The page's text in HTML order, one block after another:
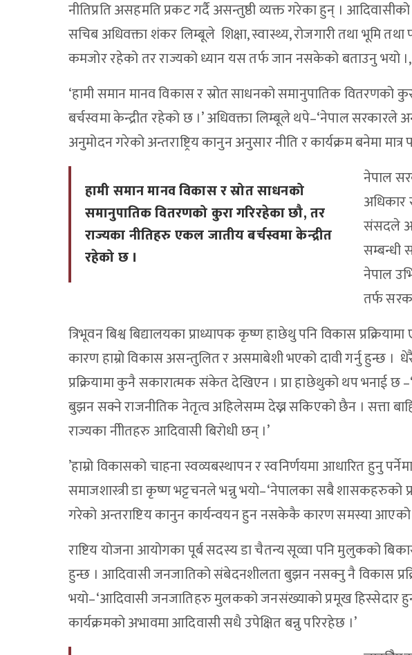
नीतिप्रति असहमति प्रकट गर्दै असन्तुष्ठी व्यक्त गरेका हुन् ।
सचिब अधिवक्ता शंकर लिम्बूले शिक्षा, स्वास्थ्य, रोजगारी तथा भूमि
कमजोर रहेको तर राज्यको ध्यान यस तर्फ जान नसकेको बताउनु भयो ।,
‘हामी समान मानव विकास र स्रोत साधनको समानुपातिक वितरणको
बर्चस्वमा केन्द्रीत रहेको छ ।’ अधिवक्ता लिम्बूले थपे–‘नेपाल सरकारले
अनुमोदन गरेको अन्तराष्ट्रिय कानुन अनुसार नीति र कार्यक्रम बनेमा
हामी समान मानव विकास र स्रोत साधनको
समानुपातिक वितरणको कुरा गरिरहेका छौ, तर
राज्यका नीतिहरु एकल जातीय बर्चस्वमा केन्द्रीत
रहेको छ ।
नेपाल
अधिकार
संसदले
सम्बन्धी
नेपाल
तर्फ
त्रिभूवन बिश्व बिद्यालयका प्राध्यापक कृष्ण हाछेथु पनि विकास
कारण हाम्रो विकास असन्तुलित र असमाबेशी भएको दावी गर्नु हुन्छ ।
प्रक्रियामा कुनै सकारात्मक संकेत देखिएन । प्रा हाछेथुको थप भनाई
बुझन सक्ने राजनीतिक नेतृत्व अहिलेसम्म देख्न सकिएको छैन । सत्ता बाहिर
राज्यका नीीतहरु आदिवासी बिरोधी छन् ।’
’हाम्रो विकासको चाहना स्वव्यबस्थापन र स्वनिर्णयमा आधारित हुनु
समाजशास्त्री डा कृष्ण भट्टचनले भन्नु भयो–‘नेपालका सबै शासकहरुको
गरेको अन्तराष्टिय कानुन कार्यन्वयन हुन नसकेकै कारण समस्या आएको
राष्टिय योजना आयोगका पूर्ब सदस्य डा चैतन्य सूव्वा पनि मुलुकको
हुन्छ । आदिवासी जनजातिको संबेदनशीलता बुझन नसक्नु नै विकास
भयो–‘आदिवासी जनजातिहरु मुलकको जनसंख्याको प्रमूख हिस्सेदार
कार्यक्रमको अभावमा आदिवासी सधै उपेक्षित बन्नु परिरहेछ ।’